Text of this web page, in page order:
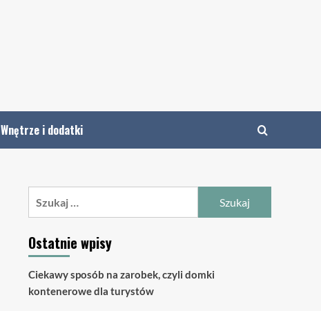
Wnętrze i dodatki
Ostatnie wpisy
Ciekawy sposób na zarobek, czyli domki
kontenerowe dla turystów